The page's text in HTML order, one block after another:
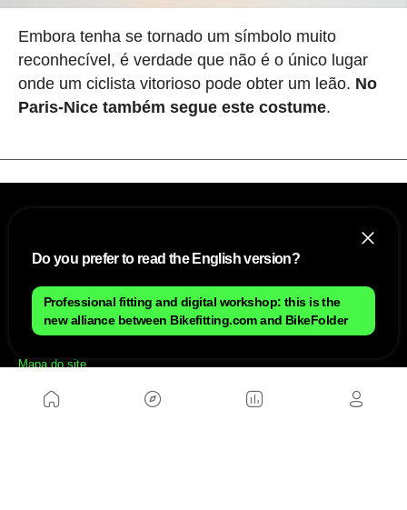
Embora tenha se tornado um símbolo muito
reconhecível, é verdade que não é o único lugar
onde um ciclista vitorioso pode obter um leão. No
Paris-Nice também segue este costume.
NÓS
Mapa do site
Política de cookies Brasileiro
Anúnciate con nosotros brasileiro
Do you prefer to read the English version?
Professional fitting and digital workshop: this is the
new alliance between Bikefitting.com and BikeFolder